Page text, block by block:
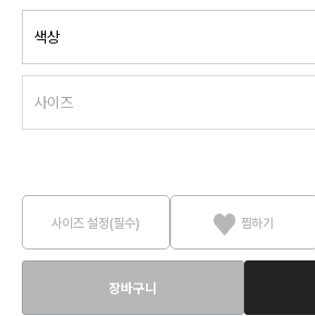
사이즈 설정(필수) 찜하기
장바구니